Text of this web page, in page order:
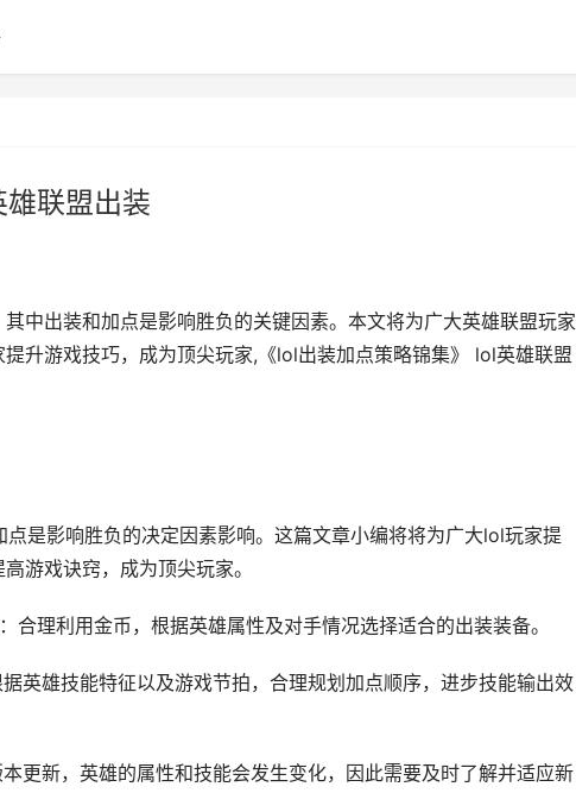
雄联盟出装
中出装和加点是影响胜负的关键因素。本文将为广大英雄联盟玩家
升游戏技巧，成为顶尖玩家,《lol出装加点策略锦集》 lol英雄联盟
是影响胜负的决定因素影响。这篇文章小编将将为广大lol玩家提
游戏诀窍，成为顶尖玩家。
合理利用金币，根据英雄属性及对手情况选择适合的出装装备。
英雄技能特征以及游戏节拍，合理规划加点顺序，进步技能输出效
更新，英雄的属性和技能会发生变化，因此需要及时了解并适应新